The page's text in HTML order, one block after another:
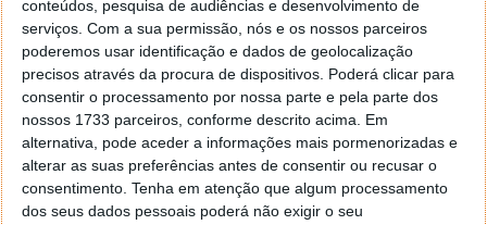
conteúdos, pesquisa de audiências e desenvolvimento de
serviços. Com a sua permissão, nós e os nossos parceiros
poderemos usar identificação e dados de geolocalização
precisos através da procura de dispositivos. Poderá clicar para
consentir o processamento por nossa parte e pela parte dos
nossos 1733 parceiros, conforme descrito acima. Em
alternativa, pode aceder a informações mais pormenorizadas e
alterar as suas preferências antes de consentir ou recusar o
consentimento. Tenha em atenção que algum processamento
dos seus dados pessoais poderá não exigir o seu
Este artigo tem mais de um ano